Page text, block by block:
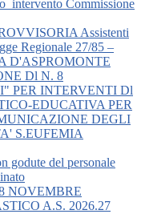
Commissione
Assistenti
Regionale 27/85 –
D'ASPROMONTE
Dl N. 8
PER INTERVENTI Dl
EDUCATIVA PER
DEGLI
S.EUFEMIA
godute del personale
NOVEMBRE
A.S. 2026.27